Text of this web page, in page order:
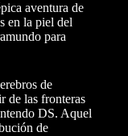
aventura de
en la piel del
para
de
de las fronteras
DS. Aquel
de